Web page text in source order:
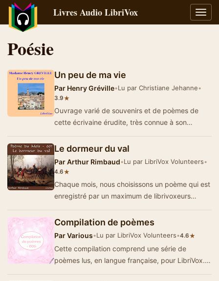
la
Livres Audio LibriVox
Poésie
Un peu de ma vie
Par Henry Gréville•Lu par Christiane Jehanne•
3.9★
Ouvrage varié de souvenirs et de poèmes de
cette écrivaine érudite, très connue à son
Le dormeur du val
ParArthur Rimbaud•Lu par LibriVox Volunteers•
4.6★
Chaque mois, nous choisissons un poème qui est
enregistré par un maximum de librivoxeurs
Compilation de poèmes
ParVarious•Lu par LibriVox Volunteers•4.6★
Cette compilation comprend une série de
poèmes lus, en langue française, pour LibriVox.